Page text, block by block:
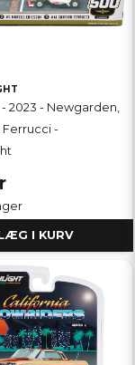
- 2023 - Newgarden,
Ferrucci -
I KURV